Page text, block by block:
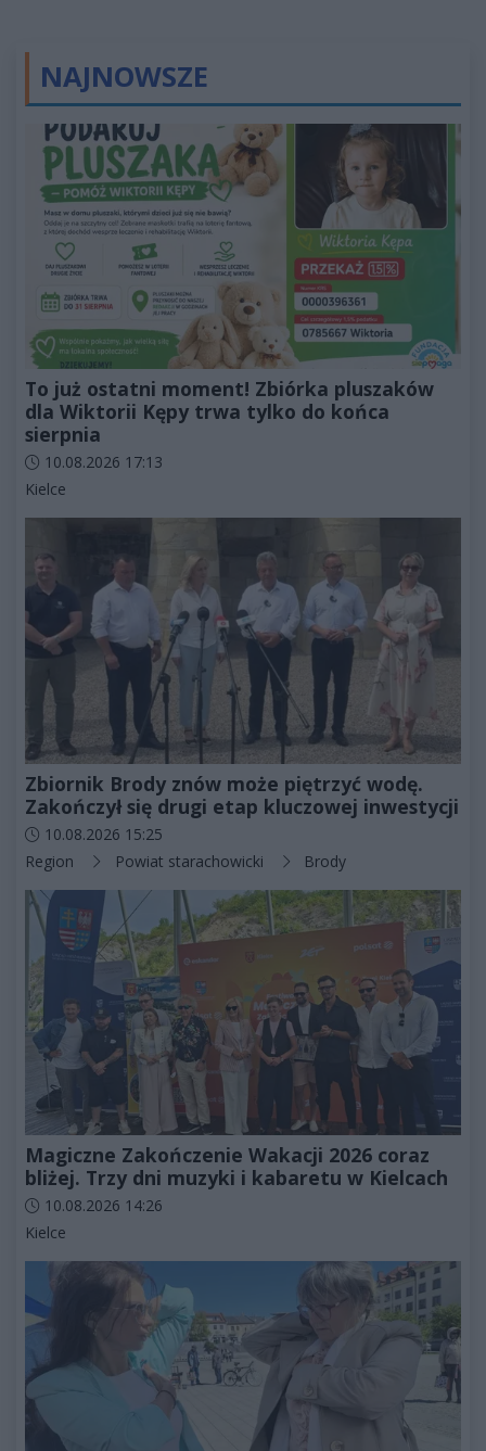
NAJNOWSZE
To już ostatni moment! Zbiórka pluszaków
dla Wiktorii Kępy trwa tylko do końca
sierpnia
Data dodania artykułu:
10.08.2026 17:13
Kategorie artykułu:
Kielce
Zbiornik Brody znów może piętrzyć wodę.
Zakończył się drugi etap kluczowej inwestycji
Data dodania artykułu:
10.08.2026 15:25
Kategorie artykułu:
Region Powiat starachowicki Brody
Magiczne Zakończenie Wakacji 2026 coraz
bliżej. Trzy dni muzyki i kabaretu w Kielcach
Data dodania artykułu:
10.08.2026 14:26
Kategorie artykułu:
Kielce